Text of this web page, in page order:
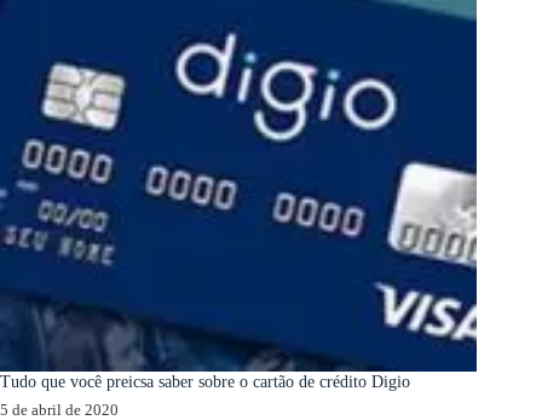
Tudo que você preicsa saber sobre o cartão de crédito Digio
5 de abril de 2020